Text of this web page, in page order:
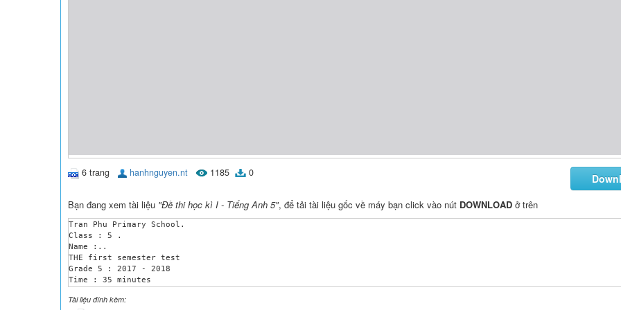
6 trang hanhnguyen.nt 1185 0
Bạn đang xem tài liệu "Đề thi học kì I - Tiếng Anh 5", để tải tài liệu gốc về máy bạn click vào nút DOWNLOAD ở trên
Tran Phu Primary School.
Class : 5 .
Name :..
THE first semester test
Grade 5 : 2017 - 2018
Time : 35 minutes
Questions
Q.1
Tài liệu đính kèm: